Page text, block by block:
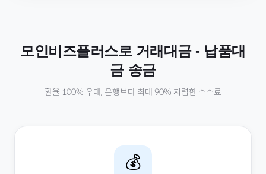
모인비즈플러스로 거래대금- 납품대
금송금
환율 100% 우대, 은행보다 최대 90% 저렴한 수수료
💰